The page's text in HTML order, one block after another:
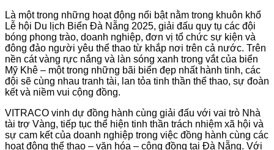
Là một trong những hoạtđộng nổi bật nằm trong khuôn khổ
Lễ hội Du lịch Biển Đà Nẵng 2025, giải đấu quy tụ các đội
bóng phong trào, doanh nghiệp, đơn vị tổ chức sự kiện và
đông đảo người yêu thể thao từ khắp nơi trên cả nước. Trên
nền cát vàng rực nắng và làn sóng xanh trong vắt của biển
Mỹ Khê – một trong những bãi biển đẹp nhất hành tinh, các
đội sẽ cùng nhau tranh tài, lan tỏa tinh thần thể thao, sự đoàn
kếtvà niềm vui cộng đồng.
VITRACO vinh dự đồng hành cùng giải đấu với vai trò Nhà
tài trợ Vàng, tiếp tục thể hiện tinh thần trách nhiệm xã hội và
sự cam kết của doanh nghiệp trong việc đồng hành cùng các
hoạtđộng thể thao – văn hóa – cộng đồng tại Đà Nẵng. Với